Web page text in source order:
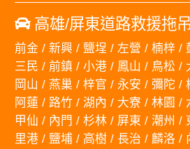
高雄/屏東道路救援拖
前金 / 新興 / 鹽埕 / 左營 / 楠梓 /
三民 / 前鎮 / 小港 / 鳳山 / 鳥松 /
岡山 / 燕巢 / 梓官 / 永安 / 彌陀 /
阿蓮 / 路竹 / 湖內 / 大寮 / 林園 /
甲仙 / 內門 / 杉林 / 屏東 / 潮州 /
里港 / 鹽埔 / 高樹 / 長治 / 麟洛 /